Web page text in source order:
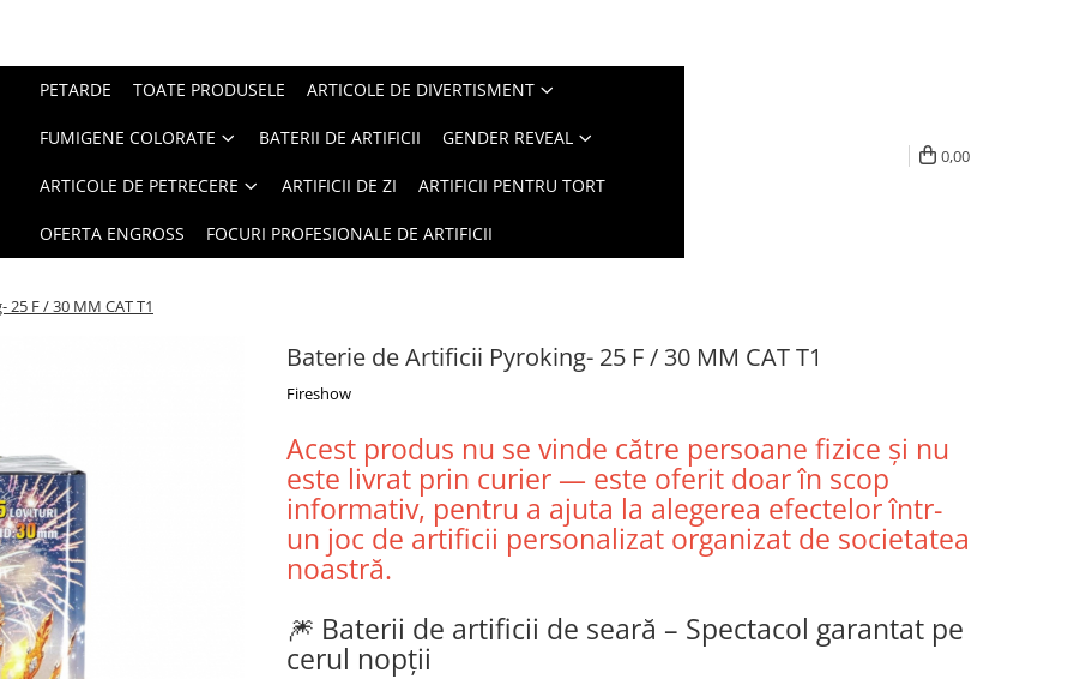
PETARDE TOATE PRODUSELE ARTICOLE DE DIVERTISMENT
FUMIGENE COLORATE BATERII DE ARTIFICII GENDER REVEAL
ARTICOLE DE PETRECERE ARTIFICII DE ZI ARTIFICII PENTRU TORT
OFERTA ENGROSS FOCURI PROFESIONALE DE ARTIFICII
0,00
F / 30 MM CAT T1
Baterie de Artificii Pyroking- 25 F / 30 MM CAT T1
Fireshow
Acest produs nu se vinde către persoane fizice și nu
este livrat prin curier — este oferit doar în scop
informativ, pentru a ajuta la alegerea efectelor într-
un joc de artificii personalizat organizat de societatea
noastră.
🎆 Baterii de artificii de seară – Spectacol garantat pe
cerul nopții